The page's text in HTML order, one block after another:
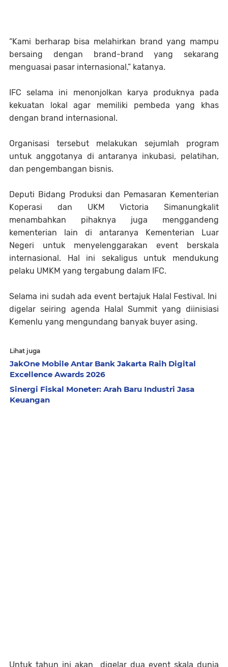
“Kami berharap bisa melahirkan brand yang mampu
bersaing dengan brand-brand yang sekarang
menguasai pasar internasional,” katanya.
IFC selama ini menonjolkan karya produknya pada
kekuatan lokal agar memiliki pembeda yang khas
dengan brand internasional.
Organisasi tersebut melakukan sejumlah program
untuk anggotanya di antaranya inkubasi, pelatihan,
dan pengembangan bisnis.
Deputi Bidang Produksi dan Pemasaran Kementerian
Koperasi dan UKM Victoria Simanungkalit
menambahkan pihaknya juga menggandeng
kementerian lain di antaranya Kementerian Luar
Negeri untuk menyelenggarakan event berskala
internasional. Hal ini sekaligus untuk mendukung
pelaku UMKM yang tergabung dalam IFC.
Selama ini sudah ada event bertajuk Halal Festival. Ini
digelar seiring agenda Halal Summit yang diinisiasi
Kemenlu yang mengundang banyak buyer asing.
Lihat juga
JakOne Mobile Antar Bank Jakarta Raih Digital
Excellence Awards 2026
Sinergi Fiskal Moneter: Arah Baru Industri Jasa
Keuangan
Untuk tahun ini akan digelar dua event skala dunia